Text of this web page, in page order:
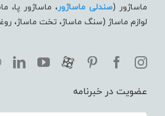
ماساژور (صندلی ماساژور، ماساژور پا،
لوازم ماساژ (سنگ ماساژ، تخت ماساژ،
عضویت در خبرنامه